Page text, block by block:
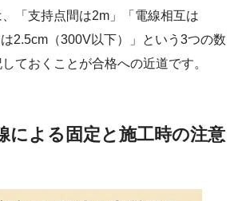
「支持点間は2m」「電線相互は
2.5cm（300V以下）」という3つの数
ておくことが合格への近道です。
による固定と施工時の注意